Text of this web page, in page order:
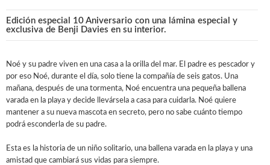
Edición especial 10 Aniversario con una lámina especial y
exclusiva de Benji Davies en su interior.
Noé y su padre viven en una casa a la orilla del mar. El padre es pescador y
por eso Noé, durante el día, solo tiene la compañía de seis gatos. Una
mañana, después de una tormenta, Noé encuentra una pequeña ballena
varada en la playa y decide llevársela a casa para cuidarla. Noé quiere
mantener a su nueva mascota en secreto, pero no sabe cuánto tiempo
podrá esconderla de su padre.
Esta es la historia de un niño solitario, una ballena varada en la playa y una
amistad que cambiará sus vidas para siempre.